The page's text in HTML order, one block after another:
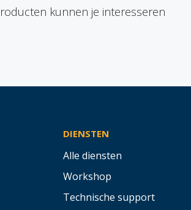
kunnen je interesseren
DIENSTEN
Alle diensten
Workshop
Technische support